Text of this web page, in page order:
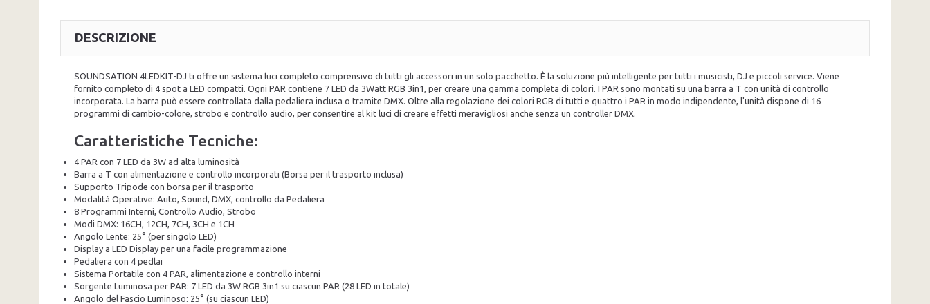
DESCRIZIONE
SOUNDSATION 4LEDKIT-DJ ti offre un sistema luci completo comprensivo di tutti gli accessori in un solo pacchetto. È la soluzione più intelligente per tutti i musicisti, DJ e piccoli service. Viene
fornito completo di 4 spot a LED compatti. Ogni PAR contiene 7 LED da 3Watt RGB 3in1, per creare una gamma completa di colori. I PAR sono montati su una barra a T con unità di controllo
incorporata. La barra può essere controllata dalla pedaliera inclusa o tramite DMX. Oltre alla regolazione dei colori RGB di tutti e quattro i PAR in modo indipendente, l'unità dispone di 16
programmi di cambio-colore, strobo e controllo audio, per consentire al kit luci di creare effetti meravigliosi anche senza un controller DMX.
Caratteristiche Tecniche:
4 PAR con 7 LED da 3W ad alta luminosità
Barra a T con alimentazione e controllo incorporati (Borsa per il trasporto inclusa)
Supporto Tripode con borsa per il trasporto
Modalità Operative: Auto, Sound, DMX, controllo da Pedaliera
8 Programmi Interni, Controllo Audio, Strobo
Modi DMX: 16CH, 12CH, 7CH, 3CH e 1CH
Angolo Lente: 25° (per singolo LED)
Display a LED Display per una facile programmazione
Pedaliera con 4 pedlai
Sistema Portatile con 4 PAR, alimentazione e controllo interni
Sorgente Luminosa per PAR: 7 LED da 3W RGB 3in1 su ciascun PAR (28 LED in totale)
Angolo del Fascio Luminoso: 25° (su ciascun LED)